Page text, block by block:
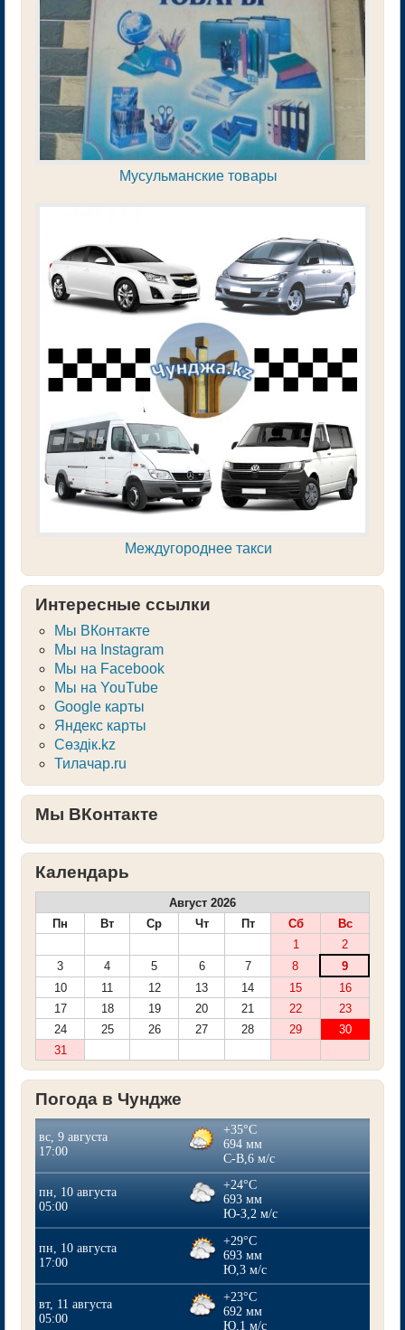
Мусульманские товары
Междугороднее такси
Интересные ссылки
Мы ВКонтакте
Мы на Instagram
Мы на Facebook
Мы на YouTube
Google карты
Яндекс карты
Сөздік.kz
Тилачар.ru
Мы ВКонтакте
Календарь
Август 2026
Пн
Вт Ср Чт Пт Сб
Вс
1
2
3
4 5 6 7 8
9
10
11 12 13 14 15
16
17
18 19 20 21 22
23
24
25 26 27 28 29
30
31
Погода в Чундже